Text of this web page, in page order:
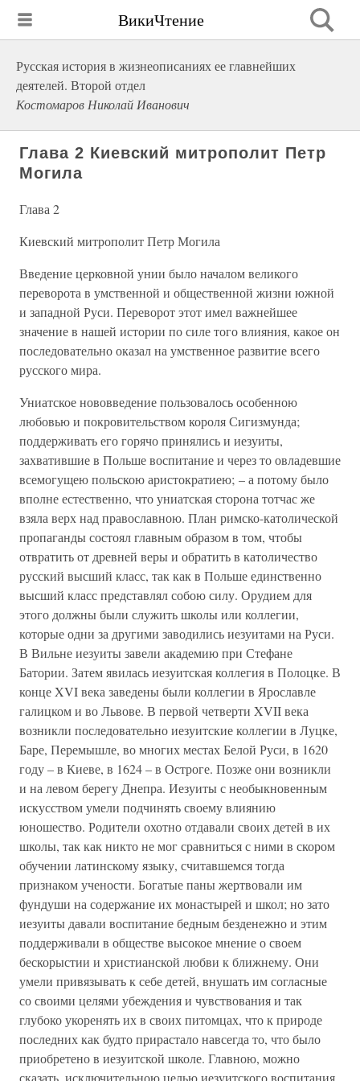
ВикиЧтение
Русская история в жизнеописаниях ее главнейших
деятелей. Второй отдел
Костомаров Николай Иванович
Глава 2 Киевский митрополит Петр
Могила
Глава 2
Киевский митрополит Петр Могила
Введение церковной унии было началом великого
переворота в умственной и общественной жизни южной
и западной Руси. Переворот этот имел важнейшее
значение в нашей истории по силе того влияния, какое он
последовательно оказал на умственное развитие всего
русского мира.
Униатское нововведение пользовалось особенною
любовью и покровительством короля Сигизмунда;
поддерживать его горячо принялись и иезуиты,
захватившие в Польше воспитание и через то овладевшие
всемогущею польскою аристократиею; – а потому было
вполне естественно, что униатская сторона тотчас же
взяла верх над православною. План римско-католической
пропаганды состоял главным образом в том, чтобы
отвратить от древней веры и обратить в католичество
русский высший класс, так как в Польше единственно
высший класс представлял собою силу. Орудием для
этого должны были служить школы или коллегии,
которые одни за другими заводились иезуитами на Руси.
В Вильне иезуиты завели академию при Стефане
Батории. Затем явилась иезуитская коллегия в Полоцке. В
конце XVI века заведены были коллегии в Ярославле
галицком и во Львове. В первой четверти XVII века
возникли последовательно иезуитские коллегии в Луцке,
Баре, Перемышле, во многих местах Белой Руси, в 1620
году – в Киеве, в 1624 – в Остроге. Позже они возникли
и на левом берегу Днепра. Иезуиты с необыкновенным
искусством умели подчинять своему влиянию
юношество. Родители охотно отдавали своих детей в их
школы, так как никто не мог сравниться с ними в скором
обучении латинскому языку, считавшемся тогда
признаком учености. Богатые паны жертвовали им
фундуши на содержание их монастырей и школ; но зато
иезуиты давали воспитание бедным безденежно и этим
поддерживали в обществе высокое мнение о своем
бескорыстии и христианской любви к ближнему. Они
умели привязывать к себе детей, внушать им согласные
со своими целями убеждения и чувствования и так
глубоко укоренять их в своих питомцах, что к природе
последних как будто прирастало навсегда то, что было
приобретено в иезуитской школе. Главною, можно
сказать, исключительною целью иезуитского воспитания